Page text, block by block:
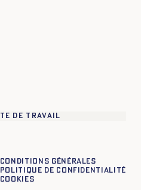
Conditions générales
Politique de confidentialité
Cookies